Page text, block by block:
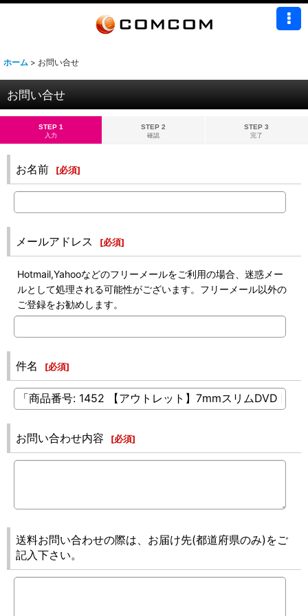
ホーム > お問い合せ
お問い合せ
STEP 1
入力
STEP 2
確認
STEP 3
完了
お名前 [必須]
メールアドレス [必須]
Hotmail,Yahooなどのフリーメールをご利用の場合、迷惑メー
ルとして処理される可能性がございます。フリーメール以外の
ご登録をお勧めします。
件名 [必須]
お問い合わせ内容 [必須]
送料お問い合わせの際は、お届け先(都道府県のみ)をご
記入下さい。